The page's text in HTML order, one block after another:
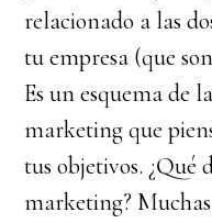
relacionado a las
tu empresa (que
Es un esquema de
marketing que
tus objetivos. ¿Qué
marketing?